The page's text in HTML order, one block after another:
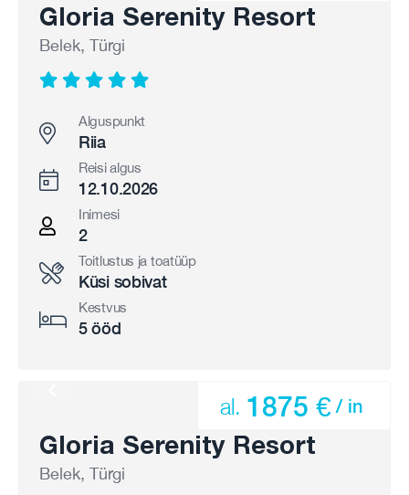
Gloria Serenity Resort
Belek, Türgi
Alguspunkt
Riia
Reisi algus
12.10.2026
Inimesi
2
Toitlustus ja toatüüp
Küsi sobivat
Kestvus
5 ööd
Gloria Serenity Resort
Belek, Türgi
al. 1875 € / in